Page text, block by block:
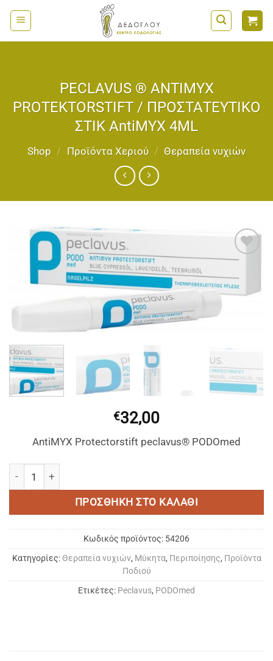
Μετάβαση
στο
περιεχόμενο
PECLAVUS ® ANTIMYX
PROTEKTORSTIFT / ΠΡΟΣΤΑΤΕΥΤΙΚΟ
ΣΤΙΚ AntiMYX 4ML
Shop / Προϊόντα Χεριού / Θεραπεία νυχιών
wishlist
€32,00
AntiMYX Protectorstift peclavus® PODOmed
ΠΡΟΣΘΉΚΗ ΣΤΟ ΚΑΛΆΘΙ
Κωδικός προϊόντος: 54206
Κατηγορίες:Θεραπεία νυχιών, Μύκητα, Περιποίησης, Προϊόντα
Ποδιού
Ετικέτες: Peclavus, PODOmed